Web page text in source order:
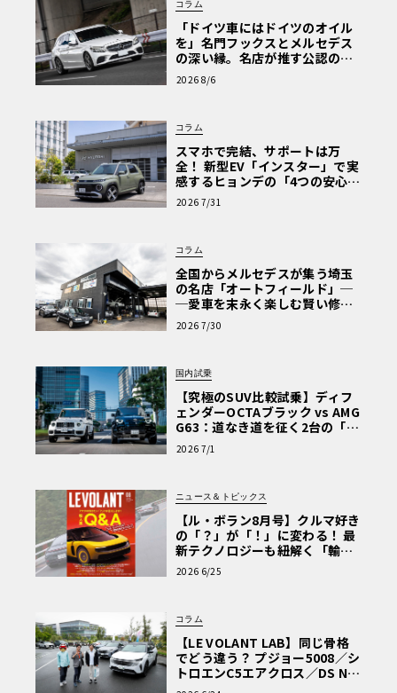
コラム
「ドイツ車にはドイツのオイル
を」名門フックスとメルセデス
の深い縁。名店が推す公認の安
心と、Cクラスで味わうシルキー
な走り〈PR〉
2026 8/6
コラム
スマホで完結、サポートは万
全！ 新型EV「インスター」で実
感するヒョンデの「4つの安心」
【第1回・ヒョンデ6つの疑問：
Why? Hyundai?】〈PR〉
2026 7/31
コラム
全国からメルセデスが集う埼玉
の名店「オートフィールド」─
─愛車を末永く楽しむ賢い修理
術と、プロがフックス製オイル
を選ぶ理由〈PR〉
2026 7/30
国内試乗
【究極のSUV比較試乗】ディフ
ェンダーOCTAブラック vs AMG
G63：道なき道を征く2台の「対
極的アプローチ」
2026 7/1
ニュース＆トピックス
【ル・ボラン8月号】クルマ好き
の「？」が「！」に変わる！ 最
新テクノロジーも紐解く「輸入
車Q&A」
2026 6/25
コラム
【LE VOLANT LAB】同じ骨格
でどう違う？ プジョー5008／シ
トロエンC5エアクロス／DS Nº4
読者一気乗りレポート